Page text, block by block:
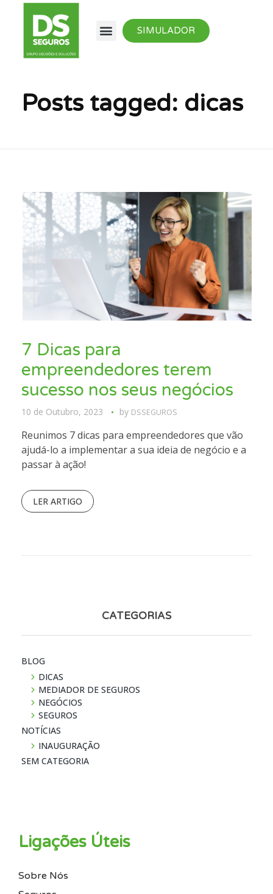
SIMULADOR
Posts tagged: dicas
7 Dicas para
empreendedores terem
sucesso nos seus negócios
10 de Outubro, 2023 by DSSEGUROS
Reunimos 7 dicas para empreendedores que vão
ajudá-lo a implementar a sua ideia de negócio e a
passar à ação!
LER ARTIGO
CATEGORIAS
BLOG
DICAS
MEDIADOR DE SEGUROS
NEGÓCIOS
SEGUROS
NOTÍ­CIAS
INAUGURAÇÃO
SEM CATEGORIA
Ligações Úteis
Sobre Nós